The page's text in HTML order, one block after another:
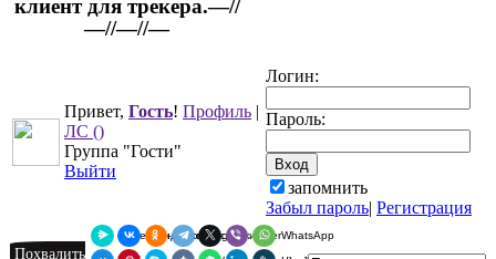
Привет, Гость! Профиль |
ЛС ()
Группа "Гости"
Выйти
Логин:
Пароль:
запомнить
Забыл пароль| Регистрация